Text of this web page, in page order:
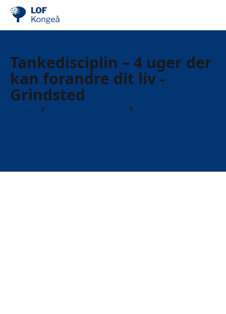
Tankedisciplin – 4 uger der
kan forandre dit liv -
Grindsted